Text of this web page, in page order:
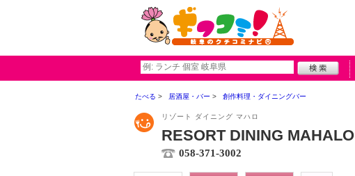
たべる 居酒屋・バー 創作料理・ダイニングバー
リゾート ダイニング マハロ
RESORT DINING MAHALO
058-371-3002